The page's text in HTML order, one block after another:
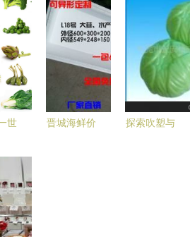
的
学
厂日产25-
30吨，全力
保障市
民“菜篮子”
日本中小学
的营养午餐
之旅
世
馈
晋城海鲜价
探索吹塑与